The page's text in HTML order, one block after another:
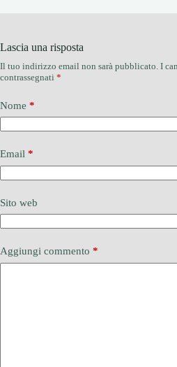
Lascia una risposta
Il tuo indirizzo email non sarà pubblicato. I
contrassegnati *
Nome *
Email *
Sito web
Aggiungi commento *